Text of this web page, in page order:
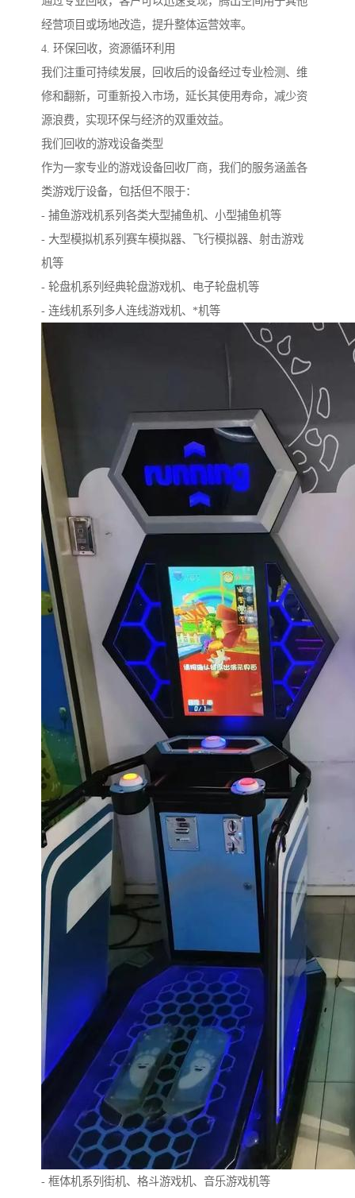
经营项目或场地改造，提升整体运营效率。
4. 环保回收，资源循环利用
我们注重可持续发展，回收后的设备经过专业检测、维
修和翻新，可重新投入市场，延长其使用寿命，减少资
源浪费，实现环保与经济的双重效益。
我们回收的游戏设备类型
作为一家专业的游戏设备回收厂商，我们的服务涵盖各
类游戏厅设备，包括但不限于：
- 捕鱼游戏机系列各类大型捕鱼机、小型捕鱼机等
- 大型模拟机系列赛车模拟器、飞行模拟器、射击游戏
机等
- 轮盘机系列经典轮盘游戏机、电子轮盘机等
- 连线机系列多人连线游戏机、*机等
- 框体机系列街机、格斗游戏机、音乐游戏机等